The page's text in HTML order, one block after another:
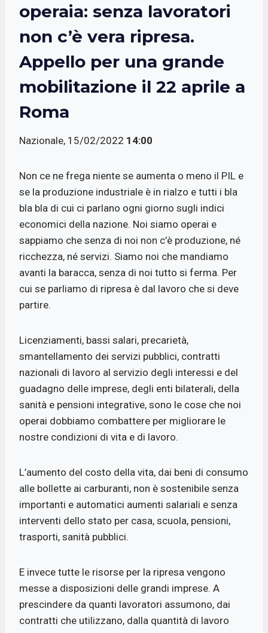
operaia: senza lavoratori
non c’è vera ripresa.
Appello per una grande
mobilitazione il 22 aprile a
Roma
Nazionale, 15/02/2022 14:00
Non ce ne frega niente se aumenta o meno il PIL e
se la produzione industriale è in rialzo e tutti i bla
bla bla di cui ci parlano ogni giorno sugli indici
economici della nazione. Noi siamo operai e
sappiamo che senza di noi non c’è produzione, né
ricchezza, né servizi. Siamo noi che mandiamo
avanti la baracca, senza di noi tutto si ferma. Per
cui se parliamo di ripresa è dal lavoro che si deve
partire.
Licenziamenti, bassi salari, precarietà,
smantellamento dei servizi pubblici, contratti
nazionali di lavoro al servizio degli interessi e del
guadagno delle imprese, degli enti bilaterali, della
sanità e pensioni integrative, sono le cose che noi
operai dobbiamo combattere per migliorare le
nostre condizioni di vita e di lavoro.
L’aumento del costo della vita, dai beni di consumo
alle bollette ai carburanti, non è sostenibile senza
importanti e automatici aumenti salariali e senza
interventi dello stato per casa, scuola, pensioni,
trasporti, sanità pubblici.
E invece tutte le risorse per la ripresa vengono
messe a disposizioni delle grandi imprese. A
prescindere da quanti lavoratori assumono, dai
contratti che utilizzano, dalla quantità di lavoro